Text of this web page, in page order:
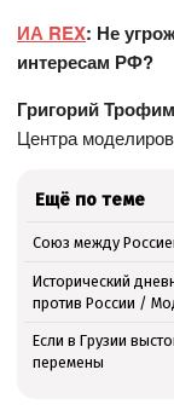
ИА REX: Не
интересам РФ?
Григорий
Центра
Ещё по теме
Союз между
Исторический
против России /
Если в Грузии
перемены